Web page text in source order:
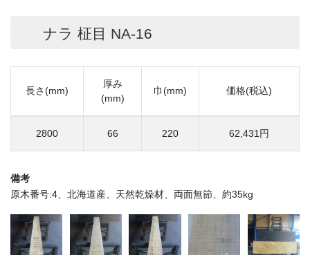
ナラ 柾目 NA-16
長さ(mm)
厚み
(mm)
巾(mm) 価格(税込)
2800 66 220 62,431円
備考
原木番号:4、北海道産、天然乾燥材、両面無節、約35kg